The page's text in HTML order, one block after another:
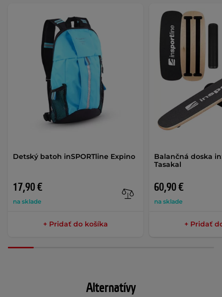
Detský batoh inSPORTline Expino
17,90 €
na sklade
+ Pridať do košíka
Balančná doska
Tasakal
60,90 €
na sklade
+ Pridať
Alternatívy